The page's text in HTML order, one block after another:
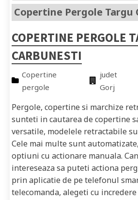
Copertine Pergole Targu
COPERTINE PERGOLE
CARBUNESTI
Copertine
pergole
judet
Gorj
Pergole, copertine si marchize
sunteti in cautarea de copertine
versatile, modelele retractabile
Cele mai multe sunt
optiuni cu actionare manuala.
intereseaza sa puteti actiona
prin aplicatie de pe telefonul
telecomanda, alegeti cu